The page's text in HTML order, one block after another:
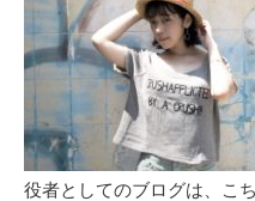
役者としてのブログは、こ